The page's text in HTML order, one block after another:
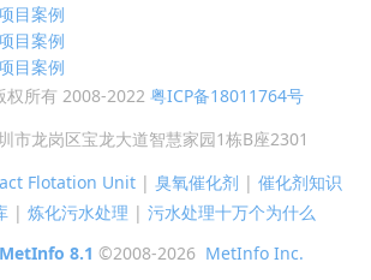
目案例
目案例
目案例
权所有 2008-2022 粤ICP备18011764号
市龙岗区宝龙大道智慧家园1栋B座2301
Flotation Unit | 臭氧催化剂 | 催化剂知识
| 炼化污水处理 | 污水处理十万个为什么
MetInfo 8.1 ©2008-2026 MetInfo Inc.